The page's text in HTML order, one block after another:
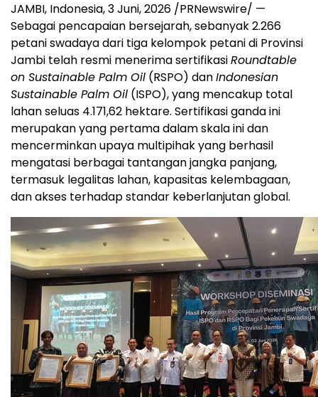
JAMBI, Indonesia,3 Juni, 2026 /PRNewswire/ —
Sebagai pencapaian bersejarah, sebanyak 2.266
petani swadaya dari tiga kelompok petani di Provinsi
Jambi telah resmi menerima sertifikasiRoundtable
on Sustainable Palm Oil (RSPO) danIndonesian
Sustainable Palm Oil (ISPO), yang mencakup total
lahan seluas 4.171,62 hektare. Sertifikasi ganda ini
merupakan yang pertama dalam skala ini dan
mencerminkan upaya multipihak yang berhasil
mengatasi berbagai tantangan jangka panjang,
termasuk legalitas lahan, kapasitas kelembagaan,
dan akses terhadap standar keberlanjutan global.